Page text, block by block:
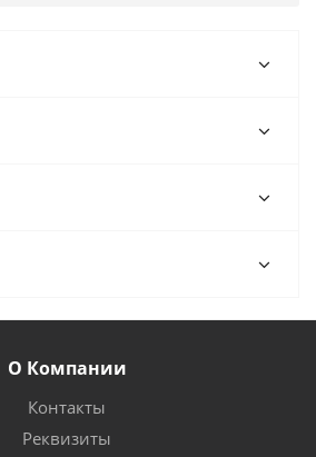
О Компании
Контакты
Реквизиты